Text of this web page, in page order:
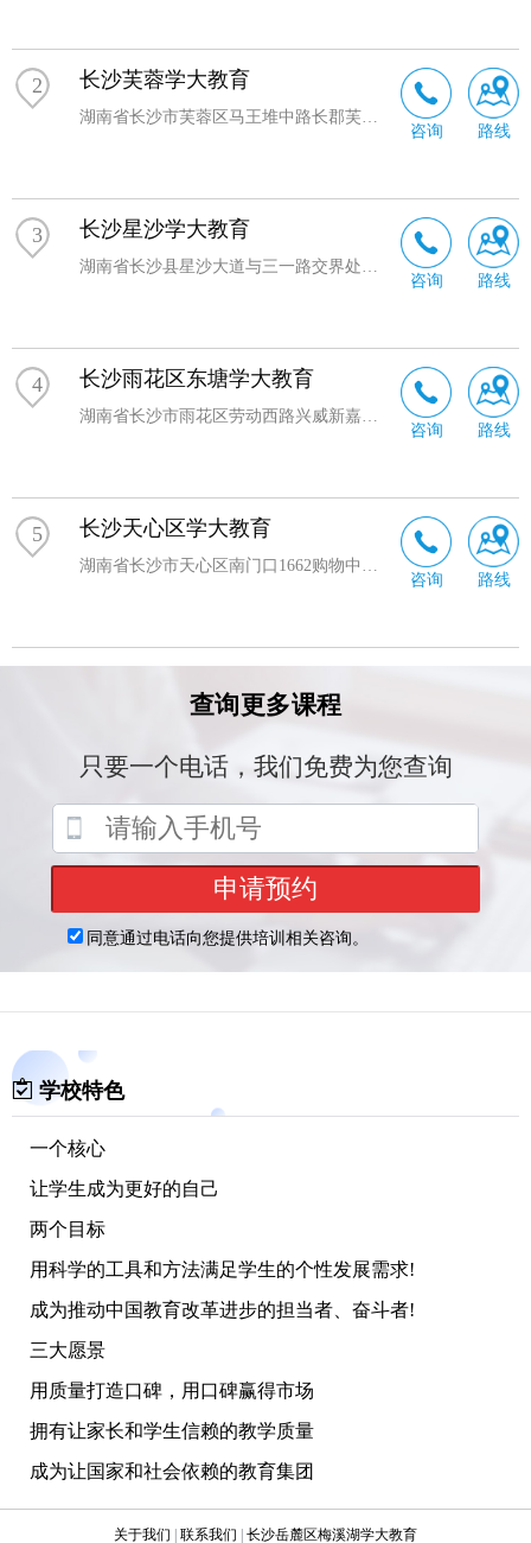
2 长沙芙蓉学大教育
咨询 路线
3 长沙星沙学大教育
咨询 路线
4 长沙雨花区东塘学大教育
咨询 路线
5 长沙天心区学大教育
咨询 路线
学校特色
一个核心
让学生成为更好的自己
两个目标
用科学的工具和方法满足学生的个性发展需求!
成为推动中国教育改革进步的担当者、奋斗者!
三大愿景
用质量打造口碑，用口碑赢得市场
拥有让家长和学生信赖的教学质量
成为让国家和社会依赖的教育集团
四大要点
关于我们 | 联系我们 | 长沙岳麓区梅溪湖学大教育